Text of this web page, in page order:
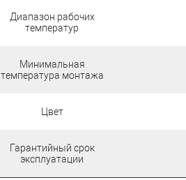
Диапазон рабочих
температур
Минимальная
температура монтажа
Цвет
Гарантийный срок
эксплуатации